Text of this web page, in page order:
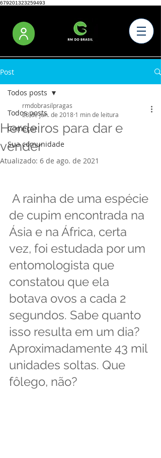
679201323259493
Post
Todos posts
Começar
Sua comunidade
Todos posts
Herdeiros para dar e
vender
rmdobrasilpragas
28 de jun. de 2018 1 min de leitura
Atualizado: 6 de ago. de 2021
de cupim encontrada na
Ásia e na África, certa
vez, foi estudada por um
entomologista que
constatou que ela
botava ovos a cada 2
segundos. Sabe quanto
isso resulta em um dia?
Aproximadamente 43 mil
unidades soltas. Que
fôlego, não?